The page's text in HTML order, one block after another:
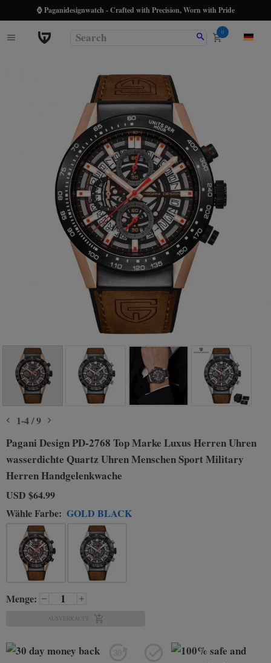
⌚ Paganidesignwatch - Crafted with Precision, Worn with Pride
0
1-4/9
Pagani Design PD-2768 Top Marke Luxus Herren Uhren
wasserdichte Quartz Uhren Menschen Sport Military
Herren Handgelenkwache
USD $64.99
Wähle Farbe: GOLD BLACK
Menge:
AUSVERKAUFT